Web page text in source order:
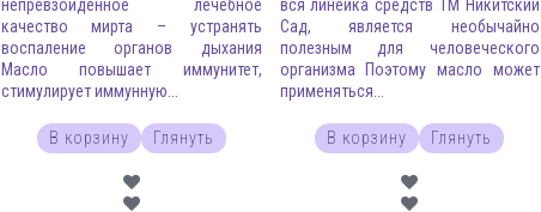
непревзойденное лечебное
качество мирта – устранять
воспаление органов дыхания
Масло повышает иммунитет,
стимулирует иммунную...
В корзину Глянуть
вся линейка средств ТМ Никитский
Сад, является необычайно
полезным для человеческого
организма Поэтому масло может
применяться...
В корзину Глянуть